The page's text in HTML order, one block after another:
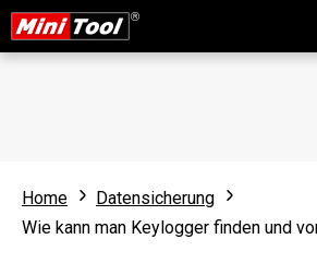
Home
Datensicherung
Wie kann man Keylogger finden und